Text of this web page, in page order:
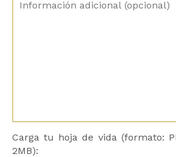
Carga tu hoja de vida (formato:
2MB):